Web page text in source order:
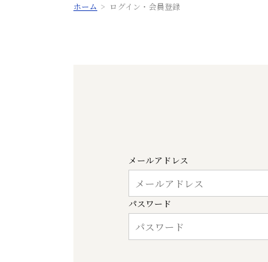
ホーム ログイン・会員登録
メールアドレス
パスワード